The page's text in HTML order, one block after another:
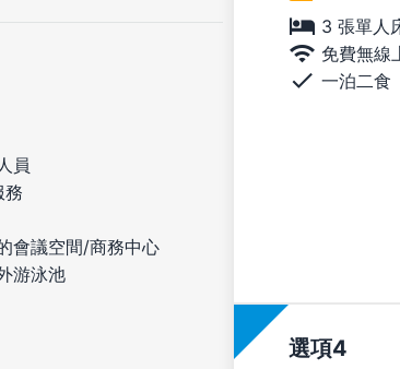
3 張單人
免費無線
一泊二食
選項
員
務
會議空間/商務中心
游泳池